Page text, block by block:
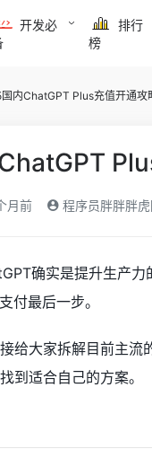
开发必
排行
榜
内ChatGPT Plus充值开通攻
月前 程序员胖胖胖
确实是提升生产
付最后一步。
给大家拆解目前主
到适合自己的方案。